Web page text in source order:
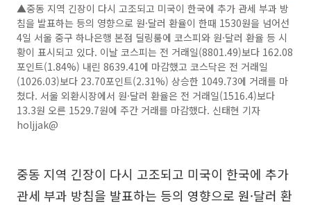
▲중동 지역 긴장이 다시 고조되고 미국이 한국에 추가 관세 부과 방
침을 발표하는 등의 영향으로 원·달러 환율이 한때 1530원을 넘어선
4일 서울 중구 하나은행 본점 딜링룸에 코스피와 원·달러 환율 등 시
황이 표시되고 있다. 이날 코스피는 전 거래일(8801.49)보다 162.08
포인트(1.84%) 내린 8639.41에 마감했고 코스닥은 전 거래일
(1026.03)보다 23.70포인트(2.31%) 상승한 1049.73에 거래를 마
쳤다. 서울 외환시장에서 원·달러 환율은 전 거래일(1516.4)보다
13.3원 오른 1529.7원에 주간 거래를 마감했다. 신태현 기자
holjjak@
중동 지역 긴장이 다시 고조되고 미국이 한국에 추가
관세 부과 방침을 발표하는 등의 영향으로 원·달러 환